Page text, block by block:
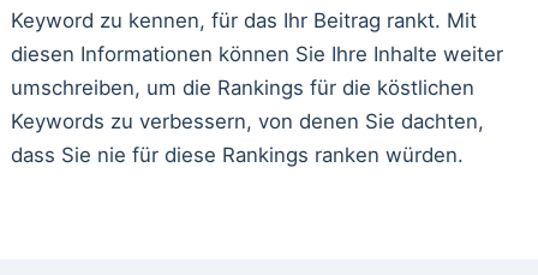
Keyword zu kennen, für das Ihr Beitrag rankt. Mit
diesen Informationen können Sie Ihre Inhalte weiter
umschreiben, um die Rankings für die köstlichen
Keywords zu verbessern, von denen Sie dachten,
dass Sie nie für diese Rankings ranken würden.